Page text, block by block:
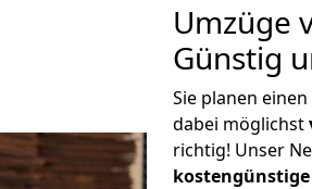
Umzüge
Günstig
Sie planen
dabei möglichst
richtig! Unser